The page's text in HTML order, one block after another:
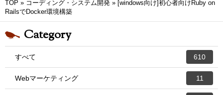
TOP » コーディング・システム開発 » [windows向け]初心者向けRuby on
RailsでDocker環境構築
Category
すべて 610
Webマーケティング 11